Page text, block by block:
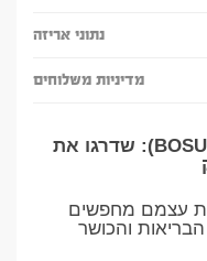
נתוני אריזה
מדיניות משלוחים
בוסו חצי כדור יציבה (BOSU Balance): שדרגו את
את עצמם מחפשים
והכושר